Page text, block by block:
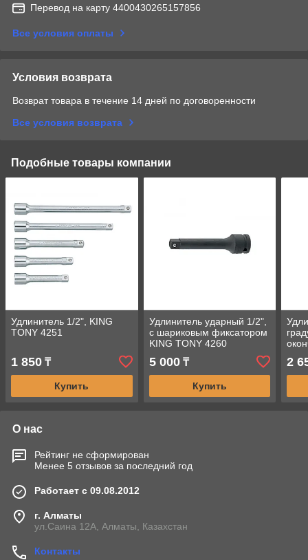
Перевод на карту 4400430265157856
Все условия оплаты
Условия возврата
Возврат товара в течение 14 дней по договоренности
Все условия возврата
Подобные товары компании
Удлинитель 1/2", KING
TONY 4251
1 850 ₸
Купить
Удлинитель ударный 1/2",
с шариковым фиксатором
KING TONY 4260
5 000₸
Купить
2
О нас
Рейтинг не сформирован
Менее 5 отзывов за последний год
Работает с 09.08.2012
г. Алматы
ул.Саина 12А, Алматы, Казахстан
Контакты